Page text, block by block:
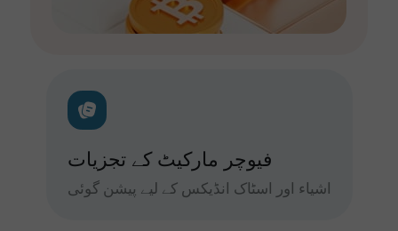
فیوچر مارکیٹ کے تجزیات
اشیاء اور اسٹاک انڈیکس کے لیے پیشن گوئی